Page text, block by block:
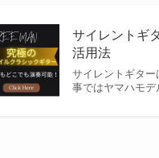
サイレントギ
活用法
サイレントギタ
事ではヤマハモ